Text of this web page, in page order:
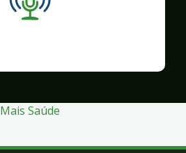
Mais Saúde